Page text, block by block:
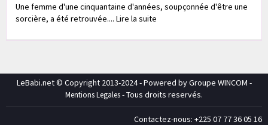
Une femme d'une cinquantaine d'années, soupçonnée d'être une
sorcière, a été retrouvée.... Lire la suite
LeBabi.net © Copyright 2013-2024 - Powered by Groupe WINCOM -
Mentions Legales- Tous droits reservés.
Contactez-nous: +225 07 77 36 05 16